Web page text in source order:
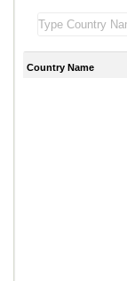
Country Name